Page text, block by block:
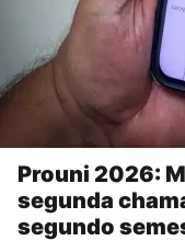
Prouni 2026:
segunda
segundo